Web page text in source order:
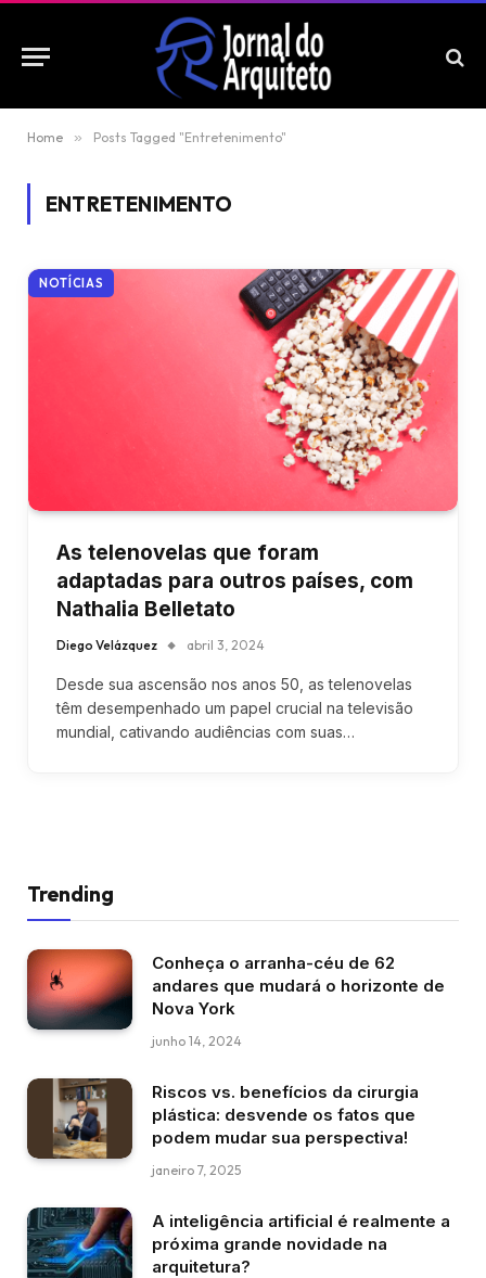
Home » Posts Tagged "Entretenimento"
ENTRETENIMENTO
NOTÍCIAS
As telenovelas que foram
adaptadas para outros países, com
Nathalia Belletato
Diego Velázquez abril 3, 2024
Desde sua ascensão nos anos 50, as telenovelas
têm desempenhado um papel crucial na televisão
mundial, cativando audiências com suas…
Trending
Conheça o arranha-céu de 62
andares que mudará o horizonte de
Nova York
junho 14, 2024
Riscos vs. benefícios da cirurgia
plástica: desvende os fatos que
podem mudar sua perspectiva!
janeiro 7, 2025
A inteligência artificial é realmente a
próxima grande novidade na
arquitetura?